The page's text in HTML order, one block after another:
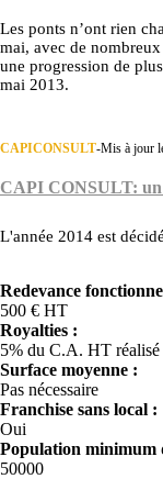
Les ponts n’ont rien
mai, avec de
une progression de
mai 2013.
CAPICONSULT-Mis à jour
CAPI CONSULT: un
L'année 2014 est
Redevance
500 € HT
Royalties :
5% du C.A. HT réalisé
Surface moyenne :
Pas nécessaire
Franchise sans local :
Oui
Population minimum
50000